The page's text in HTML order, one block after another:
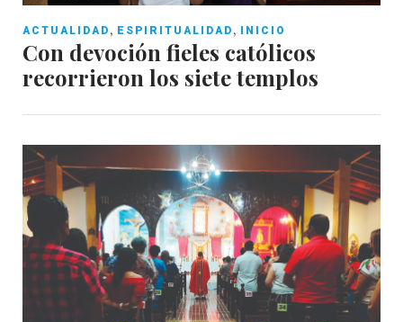
ACTUALIDAD , ESPIRITUALIDAD , INICIO
Con devoción fieles católicos
recorrieron los siete templos